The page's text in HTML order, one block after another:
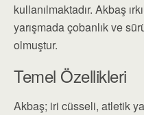
kullanılmaktadır. Akbaş
yarışmada çobanlık ve
olmuştur.
Temel Özellikleri
Akbaş; iri cüsseli, atletik